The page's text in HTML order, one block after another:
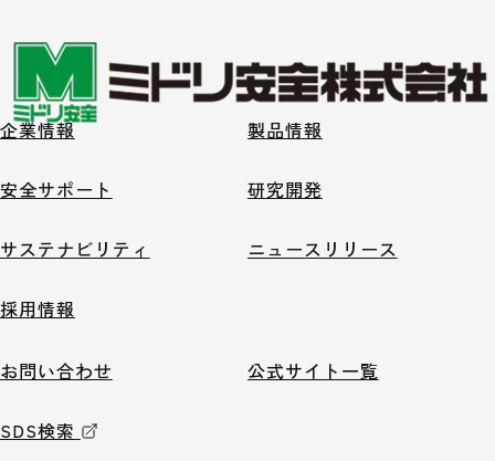
企業情報 製品情報
安全サポート 研究開発
サステナビリティ ニュースリリース
採用情報
お問い合わせ 公式サイト一覧
SDS検索